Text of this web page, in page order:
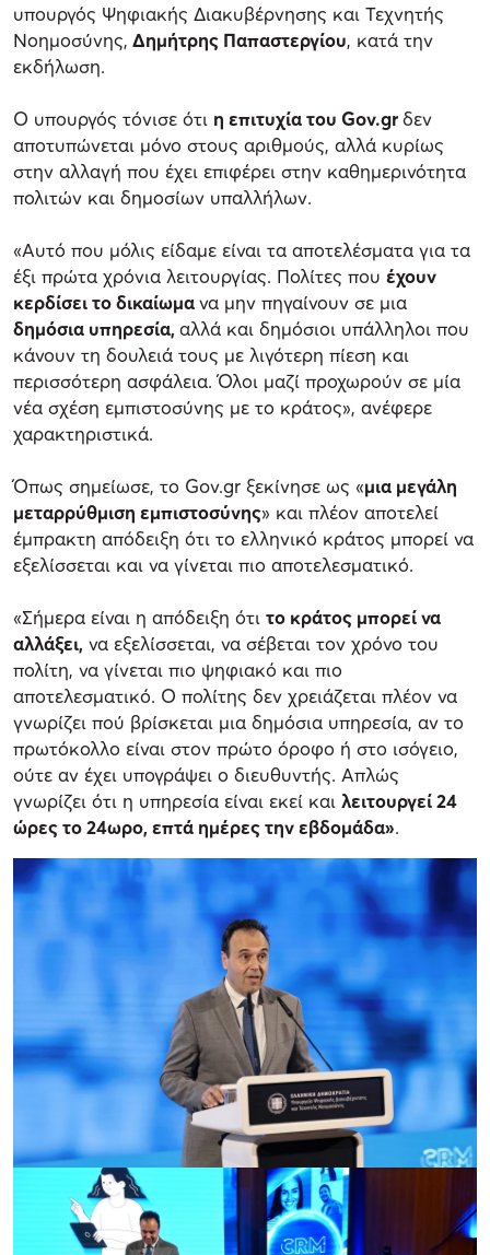
υπουργός Ψηφιακής Διακυβέρνησης και Τεχνητής
Νοημοσύνης, Δημήτρης Παπαστεργίου, κατά την
εκδήλωση.
Ο υπουργός τόνισε ότι η επιτυχία του Gov.grδεν
αποτυπώνεται μόνο στους αριθμούς, αλλά κυρίως
στην αλλαγή που έχει επιφέρει στην καθημερινότητα
πολιτών και δημοσίων υπαλλήλων.
«Αυτό που μόλις είδαμε είναι τα αποτελέσματα για τα
έξι πρώτα χρόνια λειτουργίας. Πολίτες που έχουν
κερδίσει το δικαίωμανα μην πηγαίνουν σε μια
δημόσια υπηρεσία, αλλά και δημόσιοι υπάλληλοι που
κάνουν τη δουλειά τους με λιγότερη πίεση και
περισσότερη ασφάλεια. Όλοι μαζί προχωρούν σε μία
νέα σχέση εμπιστοσύνης με το κράτος», ανέφερε
χαρακτηριστικά.
Όπως σημείωσε, το Gov.gr ξεκίνησε ως «μια μεγάλη
μεταρρύθμιση εμπιστοσύνης» και πλέον αποτελεί
έμπρακτη απόδειξη ότι το ελληνικό κράτος μπορεί να
εξελίσσεται και να γίνεται πιο αποτελεσματικό.
«Σήμερα είναι η απόδειξη ότι το κράτος μπορεί να
αλλάξει, να εξελίσσεται, να σέβεται τον χρόνο του
πολίτη, να γίνεται πιο ψηφιακό και πιο
αποτελεσματικό. Ο πολίτης δεν χρειάζεται πλέον να
γνωρίζει πού βρίσκεται μια δημόσια υπηρεσία, αν το
πρωτόκολλο είναι στον πρώτο όροφο ή στο ισόγειο,
ούτε αν έχει υπογράψει ο διευθυντής. Απλώς
γνωρίζει ότι η υπηρεσία είναι εκεί και λειτουργεί 24
ώρες το 24ωρο, επτά ημέρες την εβδομάδα».